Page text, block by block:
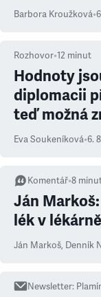
Barbora Kroužková•
Rozhovor•12 minut
Hodnoty
diplomacii
teď možná
Eva Soukeníková•6.
Komentář•8
Ján
lék v
Ján Markoš, Denník
Newsletter: